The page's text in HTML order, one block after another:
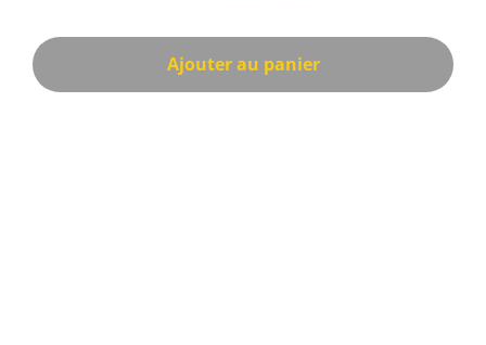
Ajouter au panier